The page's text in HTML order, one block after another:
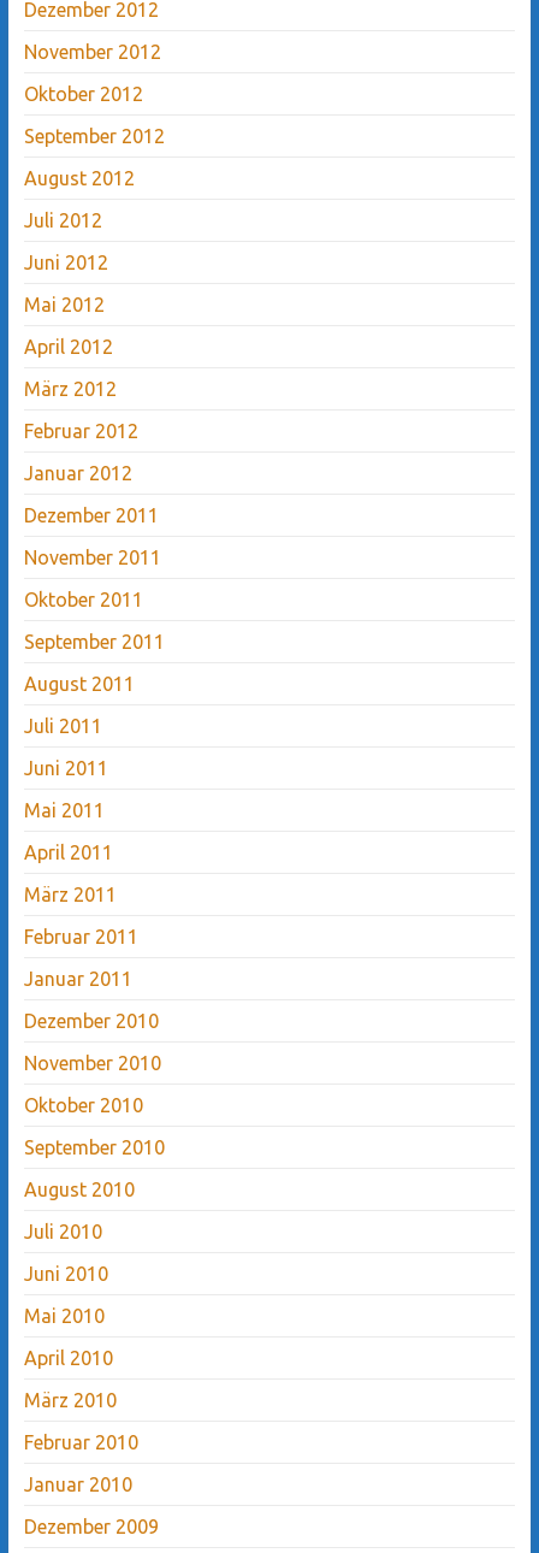
Dezember 2012
November 2012
Oktober 2012
September 2012
August 2012
Juli 2012
Juni 2012
Mai 2012
April 2012
März 2012
Februar 2012
Januar 2012
Dezember 2011
November 2011
Oktober 2011
September 2011
August 2011
Juli 2011
Juni 2011
Mai 2011
April 2011
März 2011
Februar 2011
Januar 2011
Dezember 2010
November 2010
Oktober 2010
September 2010
August 2010
Juli 2010
Juni 2010
Mai 2010
April 2010
März 2010
Februar 2010
Januar 2010
Dezember 2009